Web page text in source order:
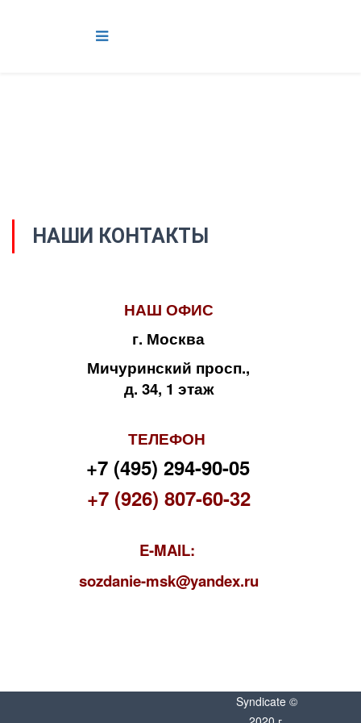
НАШИ КОНТАКТЫ
НАШ ОФИС
г. Москва
Мичуринский просп.,
д. 34, 1 этаж
ТЕЛЕФОН
+7 (495) 294-90-05
+7 (926) 807-60-32
E-MAIL:
sozdanie-msk@yandex.ru
Syndicate ©